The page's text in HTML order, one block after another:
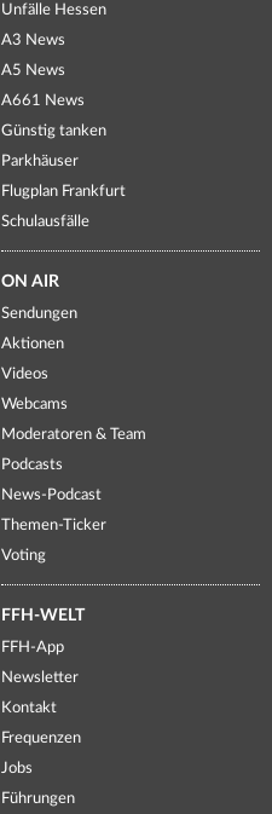
Unfälle Hessen
A3 News
A5 News
A661 News
Günstig tanken
Parkhäuser
Flugplan Frankfurt
Schulausfälle
ON AIR
Sendungen
Aktionen
Videos
Webcams
Moderatoren & Team
Podcasts
News-Podcast
Themen-Ticker
Voting
FFH-WELT
FFH-App
Newsletter
Kontakt
Frequenzen
Jobs
Führungen